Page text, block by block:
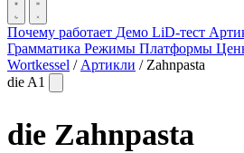
Почему работает Демо LiD-тест
Грамматика Режимы Платформы
Wortkessel / Артикли / Zahnpasta
die A1
die Zahnpasta